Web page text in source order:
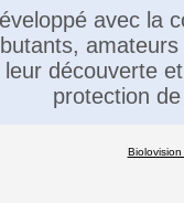
avec la
découverte
protection
Biolovision